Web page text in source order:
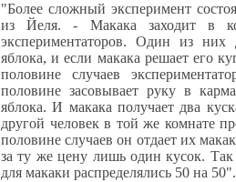
"Более сложный эксперимент
из Йеля. - Макака заходит в
экспериментаторов. Один из них
яблока, и если макака решает его
половине случаев
половине засовывает руку в
яблока. И макака получает два
другой человек в той же комнате
половине случаев он отдает их
за ту же цену лишь один кусок.
для макаки распределялись 50 на 50".